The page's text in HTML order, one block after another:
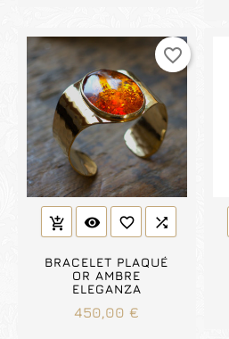
add_shopping_cart visibility favorite_border 
BRACELET PLAQUÉ
OR AMBRE
ELEGANZA
450,00 €
favorite_border